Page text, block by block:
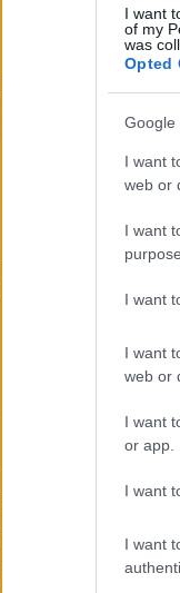
I want
of my
was
Opted
Google
I want
web or
I want
I want
I want
web or
I want
or app.
I want
I want
Kevesebb